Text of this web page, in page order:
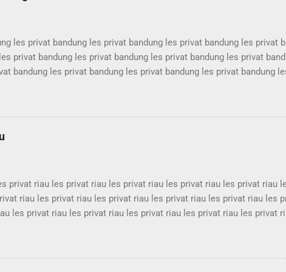
les privat bandung les privat bandung les privat bandung les privat
privat bandung les privat bandung les privat bandung les privat
bandung les privat bandung les privat bandung les privat bandung
les privat bandung les privat bandung les privat bandung les privat
bandung les privat bandung les privat bandung les privat bandung
les privat bandung les privat bandung les privat bandung les privat
les privat bandung les privat bandung les privat bandung les privat
privat riau les privat riau les privat riau les privat riau les privat riau
riau les privat riau les privat riau les privat riau les privat riau les
les privat riau les privat riau les privat riau les privat riau les privat
les privat riau les privat riau les privat riau les privat riau les privat
riau les privat riau les privat riau les privat riau les privat riau les